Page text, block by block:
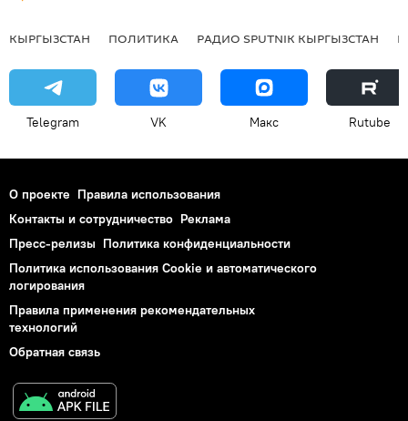
КЫРГЫЗСТАН ПОЛИТИКА РАДИО SPUTNIK КЫРГЫЗСТАН
Telegram VK Макс Rutube
О проекте Правила использования
Контакты и сотрудничество Реклама
Пресс-релизы Политика конфиденциальности
Политика использования Cookie и автоматического
логирования
Правила применения рекомендательных
технологий
Обратная связь